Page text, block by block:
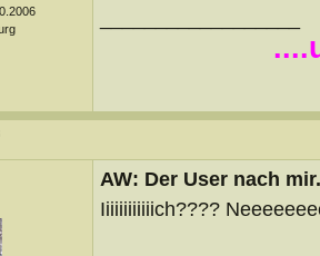
AW: Der User nach
Iiiiiiiiiiiich????